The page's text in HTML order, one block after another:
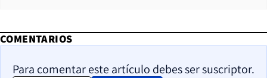
COMENTARIOS
Para comentar este artículo debes ser suscriptor.